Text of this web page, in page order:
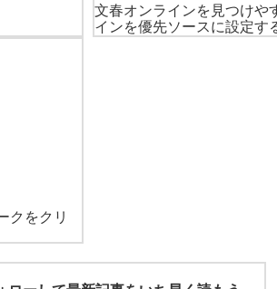
文春オンラインを見つけや
インを優先ソースに設定す
クをクリ